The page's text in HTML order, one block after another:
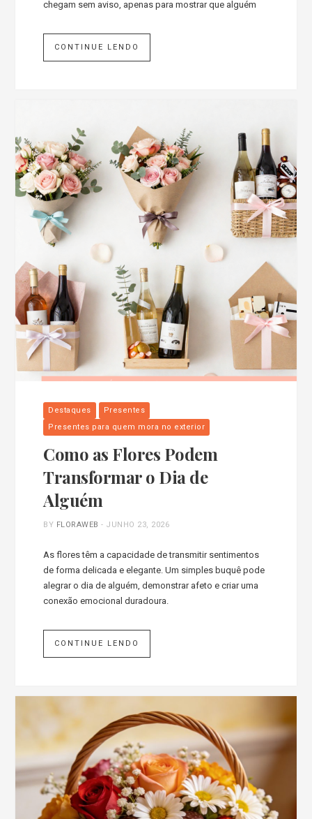
chegam sem aviso, apenas para mostrar que alguém
CONTINUE LENDO
Destaques
Presentes
Presentes para quem mora no exterior
Como as Flores Podem
Transformar o Dia de
Alguém
BY FLORAWEB - JUNHO 23, 2026
As flores têm a capacidade de transmitir sentimentos
de forma delicada e elegante. Um simples buquê pode
alegrar o dia de alguém, demonstrar afeto e criar uma
conexão emocional duradoura.
CONTINUE LENDO